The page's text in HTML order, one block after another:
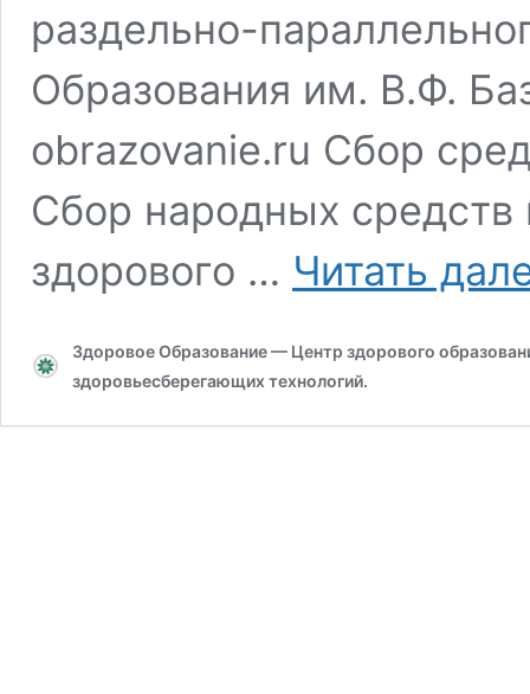
раздельно-
Образования им. В.Ф.
obrazovanie.ru Сбор
Сбор народных средств
здорового … Читать
Здоровое Образование — Центр здорового
здоровьесберегающих технологий.